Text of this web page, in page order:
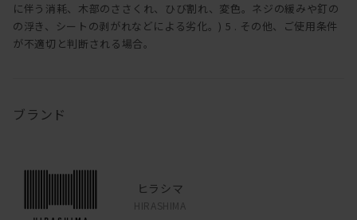
に伴う消耗、木部のささくれ、ひび割れ、変色。ネジの緩みや釘の
の浮き、シートの剥がれなどによる劣化。) 5 . その他、ご使用条件
が不適切と判断される場合。
ブランド
ヒラシマ
HIRASHIMA